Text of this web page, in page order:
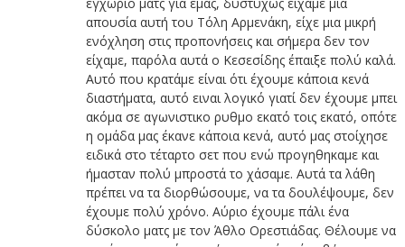
απουσία αυτή του Τόλη Αρμενάκη, είχε μια μικρή
ενόχληση στις προπονήσεις και σήμερα δεν τον
είχαμε, παρόλα αυτά ο Κεσεσίδης έπαιξε πολύ καλά.
Αυτό που κρατάμε είναι ότι έχουμε κάποια κενά
διαστήματα, αυτό ειναι λογικό γιατί δεν έχουμε μπει
ακόμα σε αγωνιστικο ρυθμο εκατό τοις εκατό, οπότε
η ομάδα μας έκανε κάποια κενά, αυτό μας στοίχησε
ειδικά στο τέταρτο σετ που ενώ προγηθηκαμε και
ήμασταν πολύ μπροστά το χάσαμε. Αυτά τα λάθη
πρέπει να τα διορθώσουμε, να τα δουλέψουμε, δεν
έχουμε πολύ χρόνο. Αύριο έχουμε πάλι ένα
δύσκολο ματς με τον Άθλο Ορεστιάδας. Θέλουμε να